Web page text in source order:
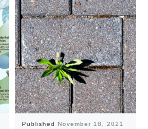
Published November 18, 2021